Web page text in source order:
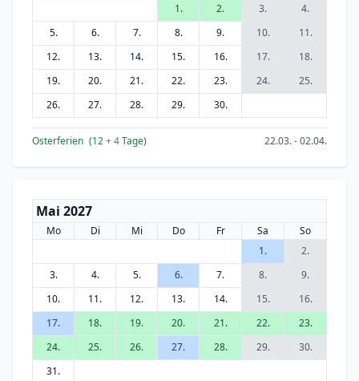
1.
2. 3.
4.
5.
6. 7. 8. 9. 10.
11.
12.
13. 14. 15. 16. 17.
18.
19.
20. 21. 22. 23. 24.
25.
26.
27. 28. 29. 30.
Osterferien (12+ 4Tage) 22.03. - 02.04.
Mai 2027
Mo Di Mi Do Fr Sa
So
1.
2.
3.
4. 5. 6. 7. 8.
9.
10.
11. 12. 13. 14. 15.
16.
17.
18. 19. 20. 21. 22.
23.
24.
25. 26. 27. 28. 29.
30.
31.